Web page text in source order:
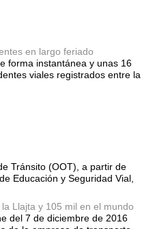
en largo feriado
forma instantánea y unas 16
viales registrados entre la
Tránsito (OOT), a partir de
Educación y Seguridad Vial,
Llajta y 105 mil en el mundo
del 7 de diciembre de 2016